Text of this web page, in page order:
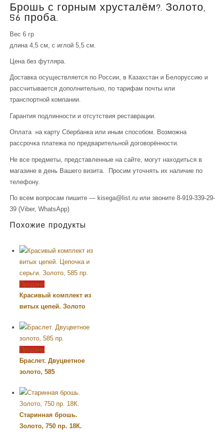
Брошь с горным хрусталём?. Золото,
56 проба.
Вес 6 гр
длина 4,5 см, с иглой 5,5 см.
Цена без футляра.
Доставка осуществляется по России, в Казахстан и Белоруссию и
рассчитывается дополнительно, по тарифам почты или
транспортной компании.
Гарантия подлинности и отсутствия реставрации.
Оплата на карту Сбербанка или иным способом. Возможна
рассрочка платежа по предварительной договорённости.
Не все предметы, представленные на сайте, могут находиться в
магазине в день Вашего визита. Просим уточнять их наличие по
телефону.
По всем вопросам пишите — kisega@list.ru или звоните 8-919-339-29-
39 (Viber, WhatsApp)
Похожие продукты
Продано
Красивый комплект из
витых цепей. Золото
Продано
Браслет. Двуцветное
золото, 585
Старинная брошь.
Золото, 750 пр. 18К.